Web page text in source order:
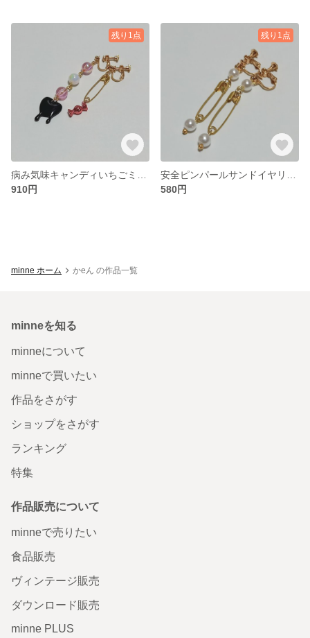
残り1点
910円
残り1点
580円
minne ホーム かeん の作品一覧
minneを知る
minneについて
minneで買いたい
作品をさがす
ショップをさがす
ランキング
特集
作品販売について
minneで売りたい
食品販売
ヴィンテージ販売
ダウンロード販売
minne PLUS